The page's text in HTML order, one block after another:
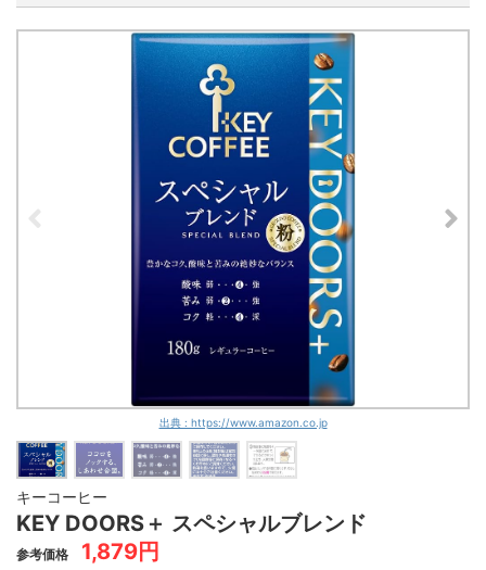
出典 : https://www.amazon.co.jp
キーコーヒー
KEY DOORS＋ スペシャルブレンド
参考価格 1,879円